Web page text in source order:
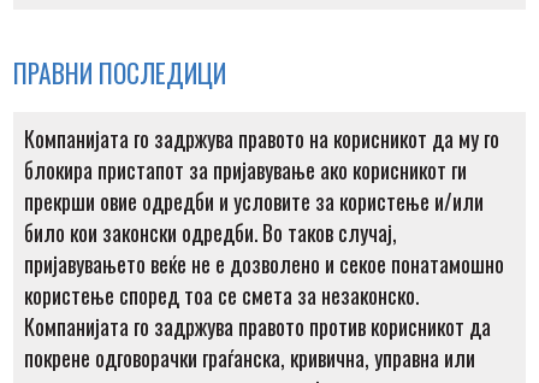
ПРАВНИ ПОСЛЕДИЦИ
Компанијата го задржува правото на корисникот да му го
блокира пристапот за пријавување ако корисникот ги
прекрши овие одредби и условите за користење и/или
било кои законски одредби. Во таков случај,
пријавувањето веќе не е дозволено и секое понатамошно
користење според тоа се смета за незаконско.
Компанијата го задржува правото против корисникот да
покрене одговорачки граѓанска, кривична, управна или